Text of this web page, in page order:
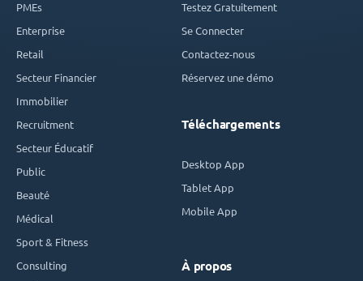
PMEs
Enterprise
Retail
Secteur Financier
Immobilier
Recruitment
Secteur Éducatif
Public
Beauté
Médical
Sport & Fitness
Consulting
Testez Gratuitement
Se Connecter
Contactez-nous
Réservez une démo
Téléchargements
Desktop App
Tablet App
Mobile App
À propos